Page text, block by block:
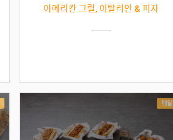
아메리칸 그릴, 이탈리안 & 피자
배달